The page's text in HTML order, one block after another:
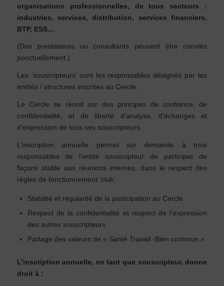
organisations professionnelles, de tous secteurs :
industries, services, distribution, services financiers,
BTP, ESS…
(Des prestataires ou consultants peuvent être conviés
ponctuellement.)
Les ‘souscripteurs’ sont les responsables désignés par les
entités / structures inscrites au Cercle.
Le Cercle se réunit sur des principes de confiance, de
confidentialité, et de liberté d’analyse, d’échanges et
d’expression de tous ses souscripteurs.
L’inscription annuelle permet sur demande à trois
responsables de l’entité souscripteur de participer de
façons stable aux réunions internes, dans le respect des
règles de fonctionnement ‘club’ :
Stabilité et régularité de la participation au Cercle
Respect de la confidentialité et respect de l’expression
des autres souscripteurs
Partage des valeurs de « Santé Travail -Bien commun »
L’inscription annuelle, en tant que souscripteur, donne
droit à :